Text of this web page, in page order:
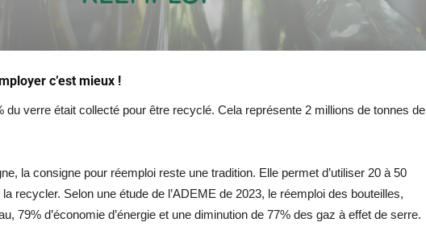
c’est mieux !
du verre était collecté pour être recyclé. Cela représente 2 millions de tonnes de
la consigne pour réemploi reste une tradition. Elle permet d’utiliser 20 à 50
recycler. Selon une étude de l’ADEME de 2023, le réemploi des bouteilles,
79% d’économie d’énergie et une diminution de 77% des gaz à effet de serre.